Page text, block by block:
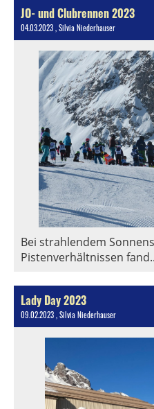
JO- und Clubrennen 2023
04.03.2023, Silvia Niederhauser
Bei strahlendem
Pistenverhältnissen
Lady Day 2023
09.02.2023, Silvia Niederhauser